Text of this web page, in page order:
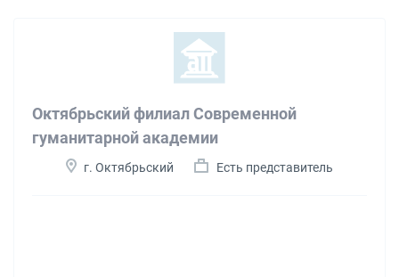
Октябрьский филиал Современной
гуманитарной академии
г. Октябрьский Есть представитель